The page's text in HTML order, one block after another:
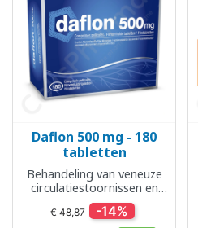
Daflon 500 mg - 180
tabletten
Behandeling van veneuze
circulatiestoornissen en
aambeien
€ 48,87 -14%